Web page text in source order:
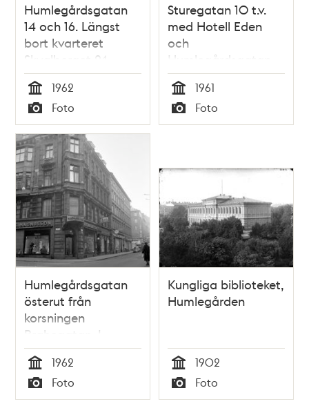
Humlegårdsgatan
14 och 16. Längst
bort kvarteret
Skvalberget 24
Tid
1962
Typ
Foto
Sturegatan 10 t.v.
med Hotell Eden
och
Humlegårdsgatan
24 t.h.
Tid
1961
Typ
Foto
Humlegårdsgatan
österut från
korsningen
Brahegatan. I
bakgrunden
kvarteret
Repslagaren
Tid
1962
Typ
Foto
Kungliga biblioteket,
Humlegården
Tid
1902
Typ
Foto